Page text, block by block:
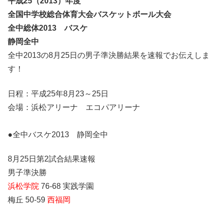
全国中学校総合体育大会バスケットボール大会
全中総体2013 バスケ
静岡全中
全中2013の8月25日の男子準決勝結果を速報でお伝えしま
す！
日程：平成25年8月23～25日
会場：浜松アリーナ エコパアリーナ
●全中バスケ2013 静岡全中
8月25日第2試合結果速報
男子準決勝
浜松学院 76-68 実践学園
梅丘 50-59 西福岡